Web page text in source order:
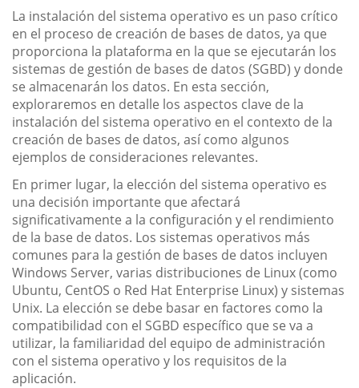
La instalación del sistema operativo es un paso crítico
en el proceso de creación de bases de datos, ya que
proporciona la plataforma en la que se ejecutarán los
sistemas de gestión de bases de datos (SGBD) y donde
se almacenarán los datos. En esta sección,
exploraremos en detalle los aspectos clave de la
instalación del sistema operativo en el contexto de la
creación de bases de datos, así como algunos
ejemplos de consideraciones relevantes.
En primer lugar, la elección del sistema operativo es
una decisión importante que afectará
significativamente a la configuración y el rendimiento
de la base de datos. Los sistemas operativos más
comunes para la gestión de bases de datos incluyen
Windows Server, varias distribuciones de Linux (como
Ubuntu, CentOS o Red Hat Enterprise Linux) y sistemas
Unix. La elección se debe basar en factores como la
compatibilidad con el SGBD específico que se va a
utilizar, la familiaridad del equipo de administración
con el sistema operativo y los requisitos de la
aplicación.